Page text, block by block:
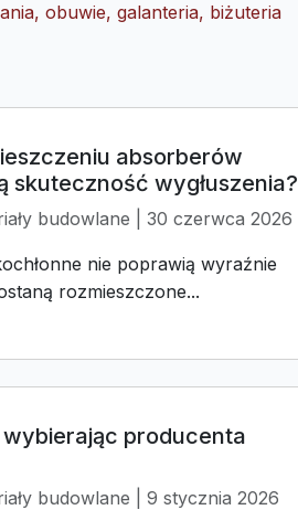
obuwie, galanteria, biżuteria
absorberów
skuteczność wygłuszenia?
budowlane | 30 czerwca 2026
nie poprawią wyraźnie
rozmieszczone...
producenta
budowlane | 9 stycznia 2026